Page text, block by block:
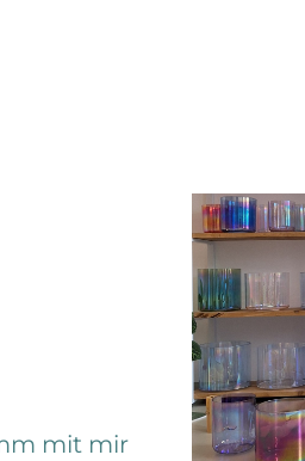
mit mir